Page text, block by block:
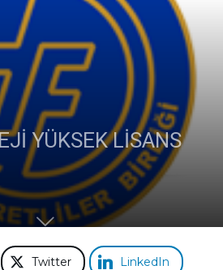
Ticaret
Odası
YÜKSEK LİSANS
Twitter LinkedIn